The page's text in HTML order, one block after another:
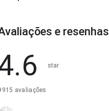
e resenhas
star
avaliações